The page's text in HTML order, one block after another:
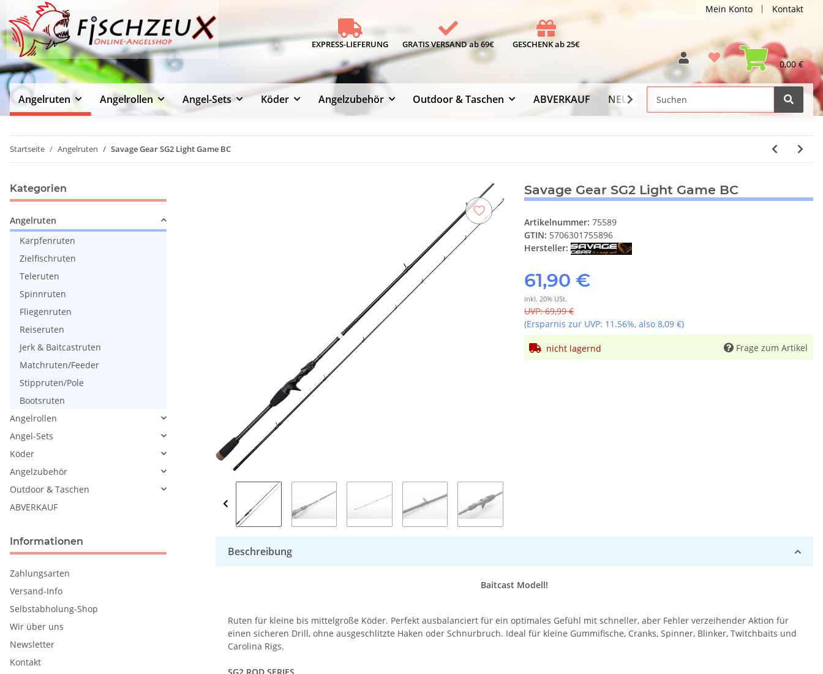
Mein Konto Kontakt
EXPRESS-LIEFERUNG GRATIS VERSAND ab 69€ GESCHENK ab 25€
0,00 €
Angelruten Angelrollen Angel-Sets Köder Angelzubehör Outdoor & Taschen ABVERKAUF NEU Versand-Info
Startseite Angelruten Savage Gear SG2 Light Game BC
Savage Gear SG2 Light Game BC
Artikelnummer: 75589
GTIN: 5706301755896
Hersteller:
61,90 €
inkl. 20% USt.
UVP:69,99 €
(Ersparnis zur UVP: 11.56%, also 8,09 €)
nicht lagernd Frage zum Artikel
Beschreibung
Baitcast Modell!
Ruten für kleine bis mittelgroße Köder. Perfekt ausbalanciert für ein optimales Gefühl mit schneller, aber Fehler verzeihender Aktion für
einen sicheren Drill, ohne ausgeschlitzte Haken oder Schnurbruch. Ideal für kleine Gummifische, Cranks, Spinner, Blinker, Twitchbaits und
Carolina Rigs.
Kategorien
Angelruten
Karpfenruten
Zielfischruten
Teleruten
Spinnruten
Fliegenruten
Reiseruten
Jerk & Baitcastruten
Matchruten/Feeder
Stippruten/Pole
Bootsruten
Angelrollen
Angel-Sets
Köder
Angelzubehör
Outdoor & Taschen
ABVERKAUF
Informationen
Zahlungsarten
Versand-Info
Selbstabholung-Shop
Wir über uns
Newsletter
Kontakt